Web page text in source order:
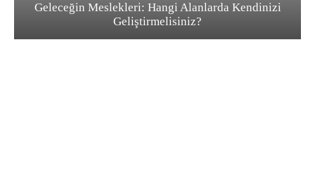
Geleceğin Meslekleri: Hangi Alanlarda Kendinizi
Geliştirmelisiniz?